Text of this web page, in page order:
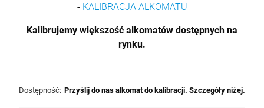
- KALIBRACJA ALKOMATU
Kalibrujemy większość alkomatów dostępnych na
rynku.
Dostępność: Przyślij do nas alkomat do kalibracji. Szczegóły niżej.